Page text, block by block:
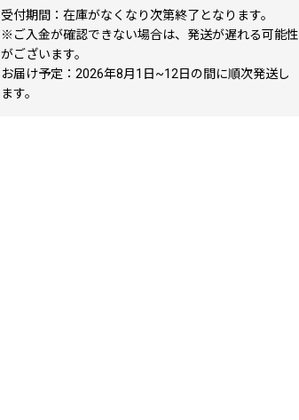
受付期間：在庫がなくなり次第終了となります。
※ご入金が確認できない場合は、発送が遅れる可能性
がございます。
お届け予定：2026年8月1日~12日の間に順次発送し
ます。